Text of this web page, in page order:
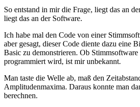
So entstand in mir die Frage, liegt das an
liegt das an der Software.
Ich habe mal den Code von einer
aber gesagt, dieser Code diente dazu eine
Basic zu demonstrieren. Ob
programmiert wird, ist mir unbekannt.
Man taste die Welle ab, maß den
Amplitudenmaxima. Daraus konnte man
berechnen.